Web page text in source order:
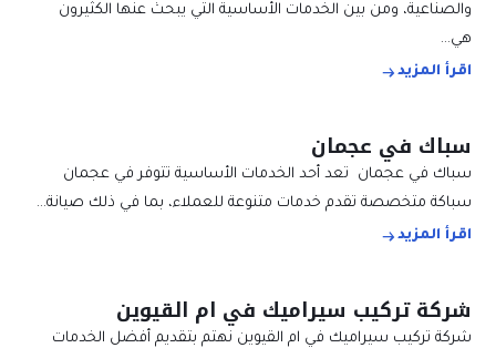
والصناعية، ومن بين الخدمات الأساسية التي يبحث عنها الكثيرون
هي…
اقرأ المزيد
سباك في عجمان
سباك في عجمان تعد أحد الخدمات الأساسية تتوفر في عجمان
سباكة متخصصة تقدم خدمات متنوعة للعملاء، بما في ذلك صيانة…
اقرأ المزيد
شركة تركيب سيراميك في ام القيوين
شركة تركيب سيراميك في ام القيوين نهتم بتقديم أفضل الخدمات